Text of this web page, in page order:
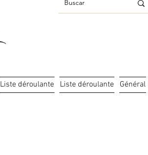
Liste déroulante Liste déroulante Général